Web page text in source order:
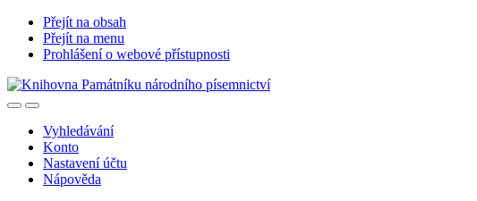
Přejít na obsah
Přejít na menu
Prohlášení o webové přístupnosti
Vyhledávání
Konto
Nastavení účtu
Nápověda